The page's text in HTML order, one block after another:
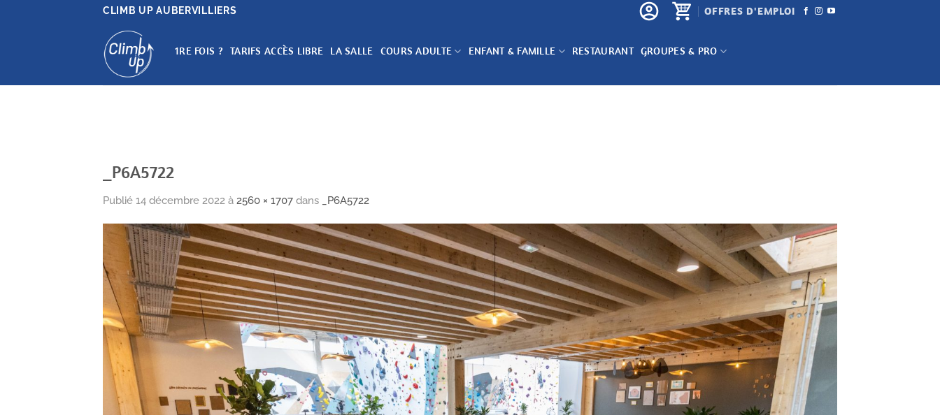
CLIMB UP AUBERVILLIERS OFFRES D'EMPLOI
1RE FOIS ? TARIFS ACCÈS LIBRE LA SALLE COURS ADULTE ENFANT & FAMILLE RESTAURANT GROUPES & PRO
_P6A5722
Publié 14 décembre 2022 à 2560 × 1707 dans _P6A5722